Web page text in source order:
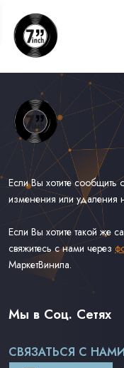
Если Вы хотите
изменения или удаления
Если Вы хотите такой же
свяжитесь с нами через
МаркетВинила.
Весь Каталог Винила на 7''
Рок на 7''
Доставка и Оплата
Мы в Соц. Сетях
СВЯЗАТЬСЯ С